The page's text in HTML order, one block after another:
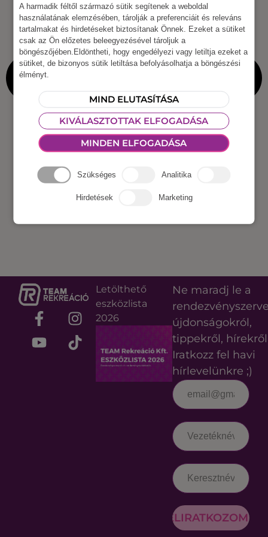
Letölthető
eszközlista
2026
Ne maradj le a
újdonságokról,
tippekről,
Iratkozz fel havi
hírlevelünkre ;)
FELIRATKOZOM
A harmadik féltől származó sütik segítenek a weboldal
használatának elemzésében, tárolják a preferenciáit és releváns
tartalmakat és hirdetéseket biztosítanak Önnek. Ezeket a sütiket
csak az Ön előzetes beleegyezésével tároljuk a
böngészőjében.Eldöntheti, hogy engedélyezi vagy letiltja ezeket a
sütiket, de bizonyos sütik letiltása befolyásolhatja a böngészési
élményt.
MIND ELUTASÍTÁSA
KIVÁLASZTOTTAK ELFOGADÁSA
MINDEN ELFOGADÁSA
Szükséges Analitika
Hirdetések Marketing